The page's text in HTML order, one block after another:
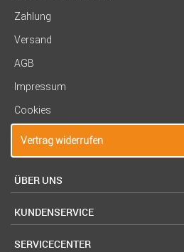
Zahlung
Versand
AGB
Impressum
Cookies
Vertrag widerrufen
ÜBER UNS
KUNDENSERVICE
SERVICECENTER